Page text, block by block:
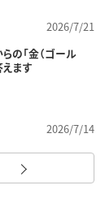
2026/7/21
の「金（ゴール
えます
2026/7/14